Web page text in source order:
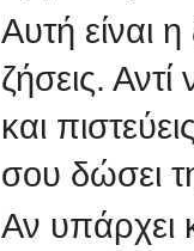
Αυτή είναι
ζήσεις.
και
σου δώσει
Αν υπάρχει